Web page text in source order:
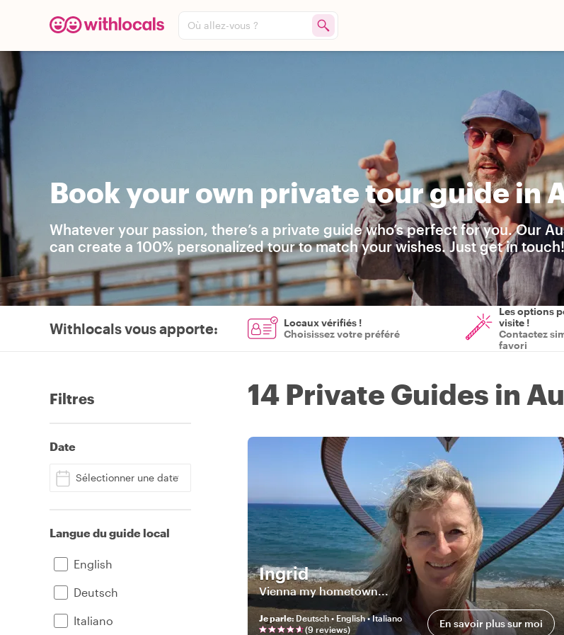
Où allez-vous ?
Book your own private tour guide in
Whatever your passion, there’s a private guide who’s perfect for you. Our
can create a 100% personalized tour to match your wishes. Just get in touch!
Withlocals vous apporte:
Locaux vérifiés !
Choisissez votre préféré
Les options
visite !
Contactez
favori
Filtres
Date
Sélectionner une date
Langue du guide local
English
Deutsch
Italiano
14 Private Guides in
Ingrid
Vienna my hometown...
Je parle: Deutsch • English • Italiano
(9 reviews) En savoir plus sur moi